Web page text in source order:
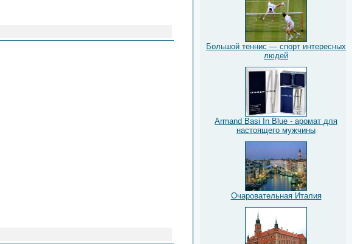
Большой теннис — спорт интересных
людей
Armand Basi In Blue - аромат для
настоящего мужчины
Очаровательная Италия